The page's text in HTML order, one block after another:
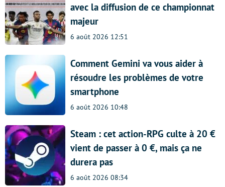
avec la diffusion de ce championnat
majeur
6 août 2026 12:51
Comment Gemini va vous aider à
résoudre les problèmes de votre
smartphone
6 août 2026 10:48
Steam : cet action-RPG culte à 20 €
vient de passer à 0 €, mais ça ne
durera pas
6 août 2026 08:34